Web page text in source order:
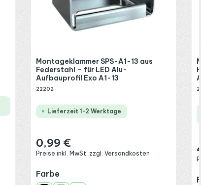
Montageklammer SPS-A1-13 aus
Federstahl – für LED Alu-
Aufbauprofil Exo A1-13
22202
Lieferzeit 1-2 Werktage
Regulärer Preis:
0,99 €
Preise inkl. MwSt. zzgl. Versandkosten
Farbeauswählen